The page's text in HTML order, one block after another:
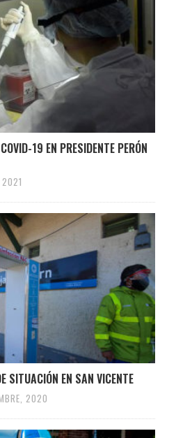
19 EN PRESIDENTE PERÓN
2021
SITUACIÓN EN SAN VICENTE
2020